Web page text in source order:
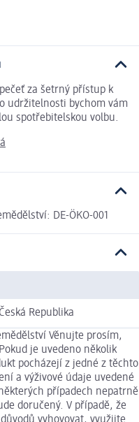
za šetrný přístup k
udržitelnosti bychom vám
spotřebitelskou volbu.
DE-ÖKO-001
Republika
Věnujte prosím,
je uvedeno několik
pocházejí z jedné z těchto
a výživové údaje uvedené
případech nepatrně
doručený. V případě, že